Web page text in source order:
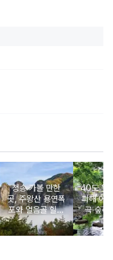
청송 가볼 만한
곳, 주왕산 용연폭
포와 얼음골 힐링
코스
40도 웃
피해 어
곡·숲·
떠나는
여